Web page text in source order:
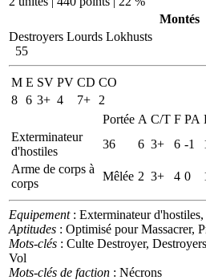
Montés
Destroyers Lourds Lokhusts
55
M E SV PV CD CO
8 6 3+ 4 7+
2
Portée A C/T F PA
Exterminateur
d'hostiles
36 6 3+ 6 -1
Arme de corps à
corps
Mêlée 2 3+ 4 0
Equipement: Exterminateur
Aptitudes : Optimisé pour Massacrer,
Mots-clés : Culte Destroyer,
Vol
Mots-clés de faction : Nécrons